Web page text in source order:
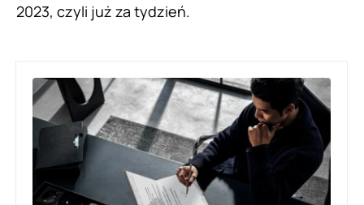
2023, czyli już za tydzień.